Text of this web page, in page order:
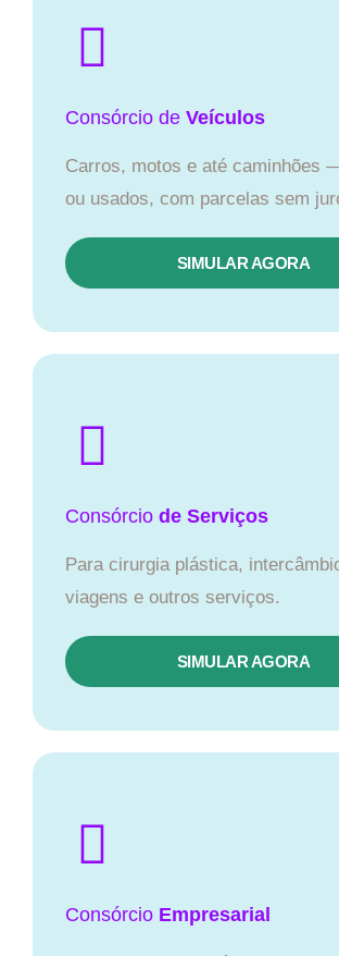
Consórcio de Veículos
Carros, motos e até caminhões
ou usados, com parcelas sem
SIMULAR AGORA
Consórcio de Serviços
Para cirurgia plástica,
viagens e outros serviços.
SIMULAR AGORA
Consórcio Empresarial